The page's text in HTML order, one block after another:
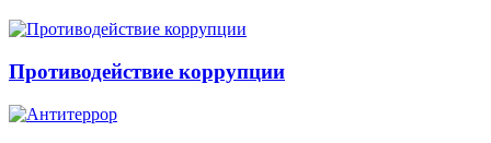
Противодействие коррупции